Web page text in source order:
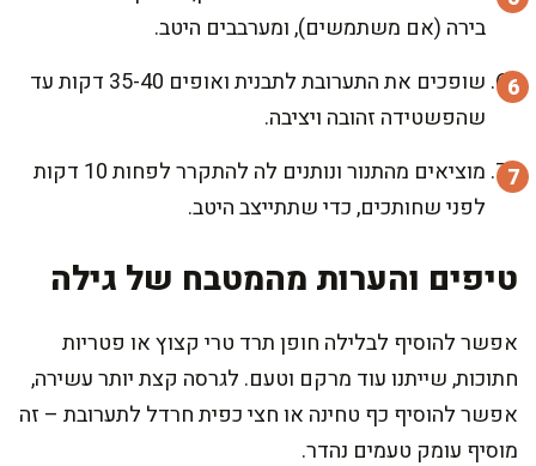
בירה (אם משתמשים), ומערבבים היטב.
שופכים את התערובת לתבנית ואופים 35-40 דקות עד
שהפשטידה זהובה ויציבה.
מוציאים מהתנור ונותנים לה להתקרר לפחות 10 דקות
לפני שחותכים, כדי שתתייצב היטב.
טיפים והערות מהמטבח של גילה
אפשר להוסיף לבלילה חופן תרד טרי קצוץ או פטריות
חתוכות, שייתנו עוד מרקם וטעם. לגרסה קצת יותר עשירה,
אפשר להוסיף כף טחינה או חצי כפית חרדל לתערובת – זה
מוסיף עומק טעמים נהדר.